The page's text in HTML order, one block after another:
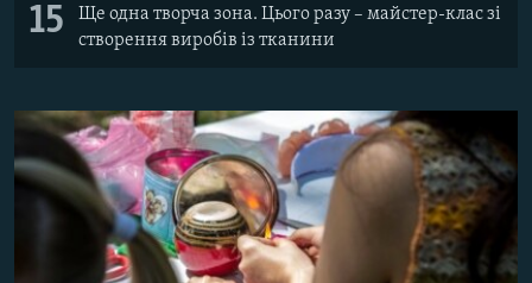
15
Ще одна творча зона. Цього разу – майстер-клас зі
створення виробів із тканини